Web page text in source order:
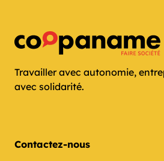
Travailler avec autonomie,
avec solidarité.
Contactez-nous